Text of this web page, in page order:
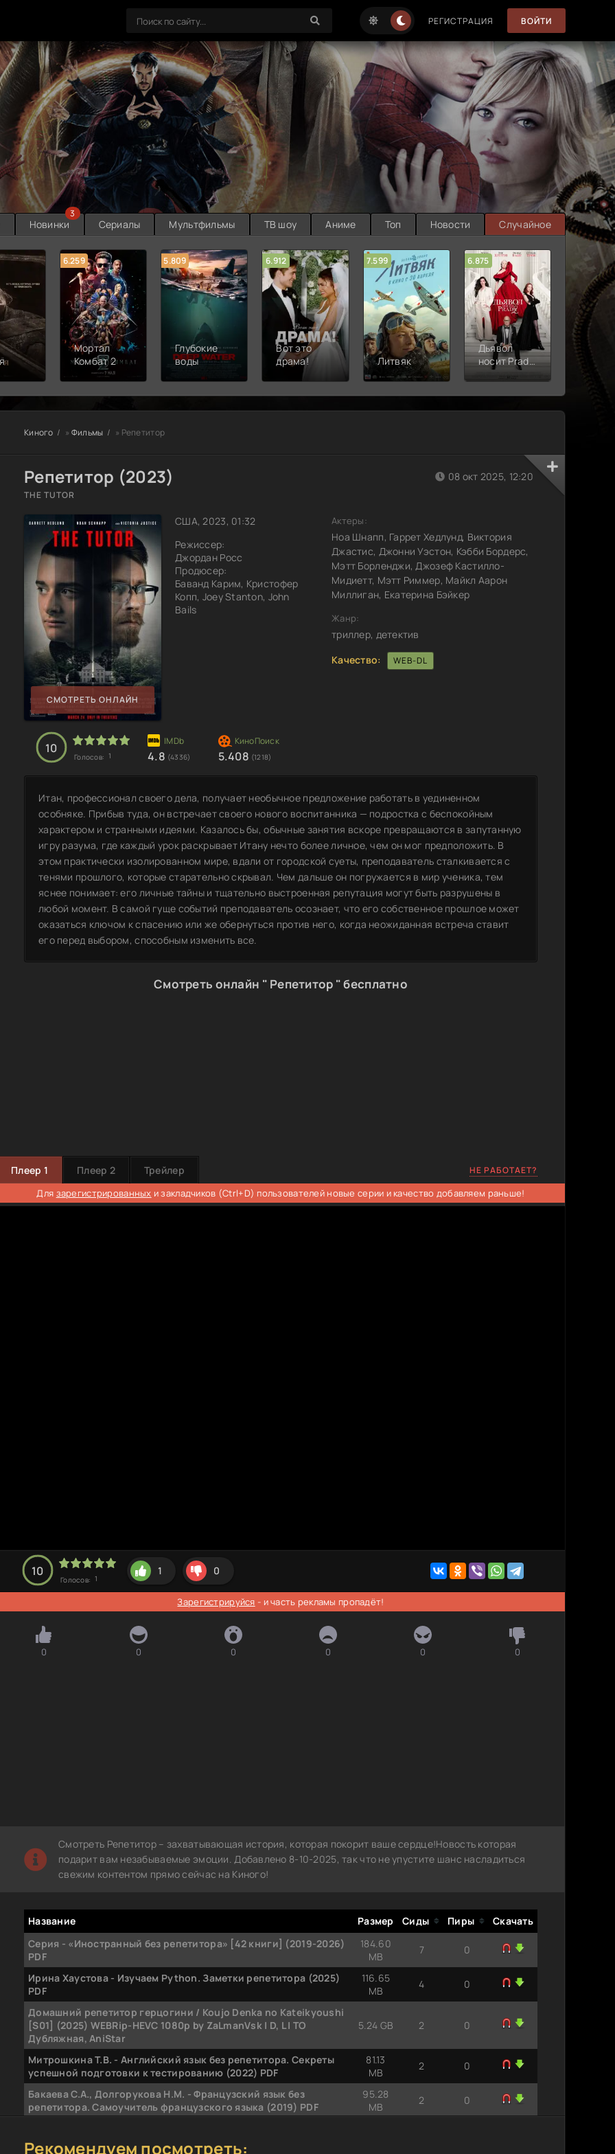
РЕГИСТРАЦИЯ ВОЙТИ
Новинки
3
Сериалы Мультфильмы ТВ шоу Аниме Топ Новости Случайное
6.259
Мортал
Комбат 2
5.809
Глубокие
воды
6.912
Вот это
драма!
7.599
Литвяк
6.875
Дьявол
носит Prada
2
6.314
Киного » Фильмы » Репетитор
Репетитор (2023)
THE TUTOR
СМОТРЕТЬ ОНЛАЙН
США, 2023, 01:32
Режиссер:
Джордан Росс
Продюсер:
Баванд Карим, Кристофер
Копп, Joey Stanton, John
Bails
08 окт 2025, 12:20
Актеры:
Ноа Шнапп, Гаррет Хедлунд, Виктория
Джастис, Джонни Уэстон, Кэбби Бордерс,
Мэтт Борленджи, Джозеф Кастилло-
Мидиетт, Мэтт Риммер, Майкл Аарон
Миллиган, Екатерина Бэйкер
Жанр:
триллер, детектив
Качество:
WEB-DL
10
Голосов: 1 4.8 (4336) 5.408 (1218)
Итан, профессионал своего дела, получает необычное предложение работать в уединенном
особняке. Прибыв туда, он встречает своего нового воспитанника — подростка с беспокойным
характером и странными идеями. Казалось бы, обычные занятия вскоре превращаются в запутанную
игру разума, где каждый урок раскрывает Итану нечто более личное, чем он мог предположить. В
этом практически изолированном мире, вдали от городской суеты, преподаватель сталкивается с
тенями прошлого, которые старательно скрывал. Чем дальше он погружается в мир ученика, тем
яснее понимает: его личные тайны и тщательно выстроенная репутация могут быть разрушены в
любой момент. В самой гуще событий преподаватель осознает, что его собственное прошлое может
оказаться ключом к спасению или же обернуться против него, когда неожиданная встреча ставит
его перед выбором, способным изменить все.
Смотреть онлайн " Репетитор " бесплатно
Плеер 1 Плеер 2 Трейлер НЕ РАБОТАЕТ?
Для зарегистрированных и закладчиков (Ctrl+D) пользователей новые серии и качество добавляем раньше!
10
Голосов: 1
1 0
Зарегистрируйся - и часть рекламы пропадёт!
0 0 0 0 0 0
Смотреть Репетитор – захватывающая история, которая покорит ваше сердце!Новость которая
подарит вам незабываемые эмоции. Добавлено 8-10-2025, так что не упустите шанс насладиться
свежим контентом прямо сейчас на Киного!
Название Размер Сиды Пиры
Скачать
Серия - «Иностранный без репетитора» [42 книги] (2019-2026)
PDF
184.60
MB
7 0
Ирина Хаустова - Изучаем Python. Заметки репетитора (2025)
PDF
116.65
MB
4 0
Домашний репетитор герцогини / Koujo Denka no Kateikyoushi
[S01] (2025) WEBRip-HEVC 1080p by ZaLmanVsk | D, L | ТО
Дубляжная, AniStar
5.24 GB 2 0
Митрошкина Т.В. - Английский язык без репетитора. Секреты
успешной подготовки к тестированию (2022) PDF
81.13
MB
2 0
Бакаева С.А., Долгорукова Н.М. - Французский язык без
репетитора. Самоучитель французского языка (2019) PDF
95.28
MB
2 0
эффективный курс самоподготовки к ЕГЭ (2020) PDF
Рекомендуем посмотреть: